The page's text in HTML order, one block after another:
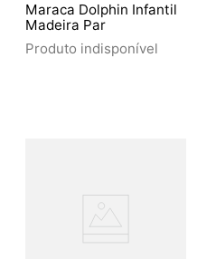
Maraca Dolphin Infantil
Madeira Par
Produto indisponível